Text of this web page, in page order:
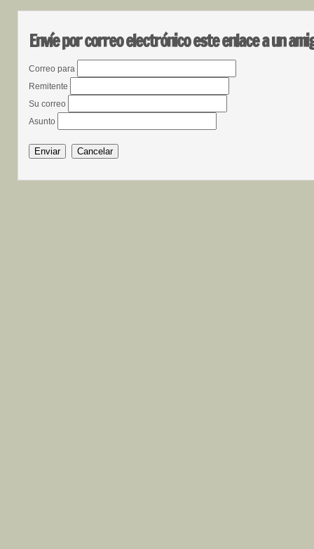
Envíe por correo electrónico este enlace a un
Correo para
Remitente
Su correo
Asunto
Enviar Cancelar